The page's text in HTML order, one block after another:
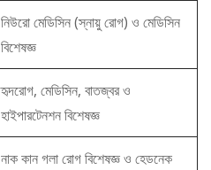
নিউরো মেডিসিন (স্নায়ু রোগ) ও মেডিসিন
বিশেষজ্ঞ
হৃদরোগ, মেডিসিন, বাতজ্বর ও
হাইপারটেনশন বিশেষজ্ঞ
নাক কান গলা রোগ বিশেষজ্ঞ ও হেডনেক